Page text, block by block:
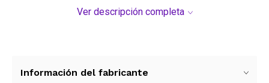
permite usarlo de forma inalambrica mediante
Ver descripción completa
Información del fabricante